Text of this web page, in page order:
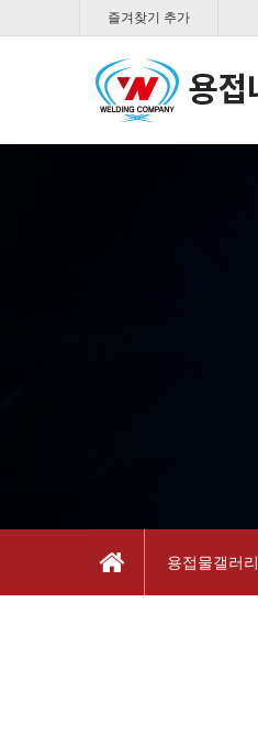
즐겨찾기 추가
용접물갤러리